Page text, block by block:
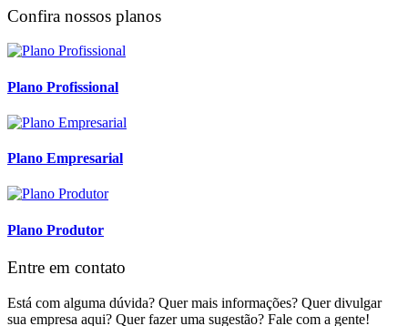
Confira nossos planos
Plano Profissional
Plano Empresarial
Plano Produtor
Entre em contato
Está com alguma dúvida? Quer mais informações? Quer divulgar
sua empresa aqui? Quer fazer uma sugestão? Fale com a gente!